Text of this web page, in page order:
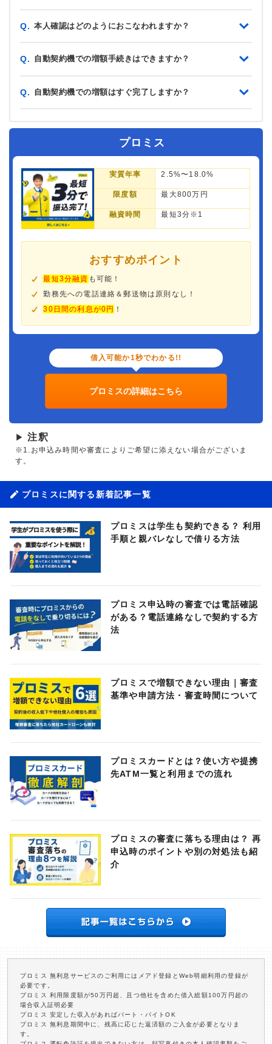
Q. 本人確認はどのようにおこなわれますか？
Q. 自動契約機での増額手続きはできますか？
Q. 自動契約機での増額はすぐ完了しますか？
プロミス
実質年率 2.5%〜18.0%
限度額 最大800万円
融資時間 最短3分※1
おすすめポイント
最短3分融資 も可能！
勤務先への電話連絡＆郵送物は原則なし！
30日間の利息が0円 ！
借入可能か1秒でわかる!!
プロミスの詳細はこちら
▶ 注釈
※1.お申込み時間や審査によりご希望に添えない場合がございま
す。
プロミスに関する新着記事一覧
プロミスは学生も契約できる？ 利用
手順と親バレなしで借りる方法
プロミス申込時の審査では電話確認
がある？電話連絡なしで契約する方
法
プロミスで増額できない理由｜審査
基準や申請方法・審査時間について
プロミスカードとは？使い方や提携
先ATM一覧と利用までの流れ
プロミスの審査に落ちる理由は？ 再
申込時のポイントや別の対処法も紹
介
プロミス 無利息サービスのご利用にはメアド登録とWeb明細利用の登録が
必要です。
プロミス 利用限度額が50万円超、且つ他社を含めた借入総額100万円超の
場合収入証明必要
プロミス 安定した収入があればパート・バイトOK
プロミス 無利息期間中に、残高に応じた返済額のご入金が必要となりま
す。